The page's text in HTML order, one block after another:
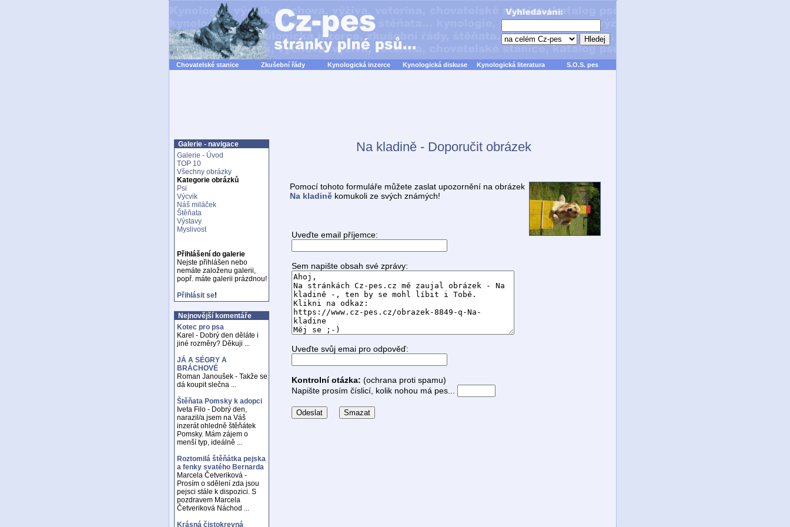
Chovatelské stanice Zkušební řády Kynologická inzerce Kynologická diskuse Kynologická literatura S.O.S. pes
Galerie - navigace
Galerie - Úvod
TOP 10
Všechny obrázky
Kategorie obrázků
Psi
Výcvik
Náš miláček
Štěňata
Výstavy
Myslivost
Přihlášení do galerie
Nejste přihlášen nebo
nemáte založenu galerii,
popř. máte galerii prázdnou!
Přihlásit se!
Nejnovější komentáře
Kotec pro psa
Karel - Dobrý den děláte i
jiné rozměry? Děkuji ...
JÁ A SÉGRY A
BRÁCHOVÉ
Roman Janoušek - Takže se
dá koupit slečna ...
Štěňata Pomsky k adopci
Iveta Filo - Dobrý den,
narazil/a jsem na Váš
inzerát ohledně štěňátek
Pomsky. Mám zájem o
menší typ, ideálně ...
Roztomilá štěňátka pejska
a fenky svatého Bernarda
Marcela Četveriková -
Prosím o sdělení zda jsou
pejsci stále k dispozici. S
pozdravem Marcela
Četveriková Náchod ...
Krásná čistokrevná
Na kladině - Doporučit obrázek
Pomocí tohoto formuláře můžete zaslat upozornění na obrázek
Na kladině komukoli ze svých známých!
Uveďte email příjemce:
Sem napište obsah své zprávy:
Uveďte svůj emai pro odpověď:
Kontrolní otázka: (ochrana proti spamu)
Napište prosím číslicí, kolik nohou má pes...